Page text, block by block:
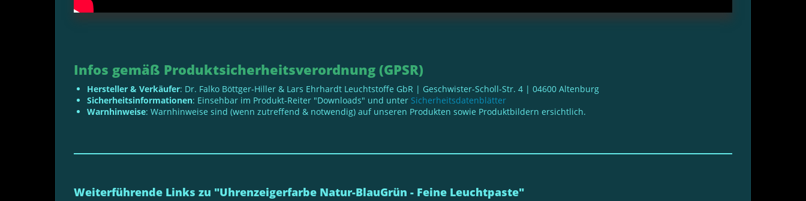
Infos gemäß Produktsicherheitsverordnung (GPSR)
Hersteller & Verkäufer: Dr. Falko Böttger-Hiller & Lars Ehrhardt Leuchtstoffe GbR | Geschwister-Scholl-Str. 4 | 04600 Altenburg
Sicherheitsinformationen: Einsehbar im Produkt-Reiter "Downloads" und unter Sicherheitsdatenblätter
Warnhinweise: Warnhinweise sind (wenn zutreffend & notwendig) auf unseren Produkten sowie Produktbildern ersichtlich.
Weiterführende Links zu "Uhrenzeigerfarbe Natur-BlauGrün - Feine Leuchtpaste"